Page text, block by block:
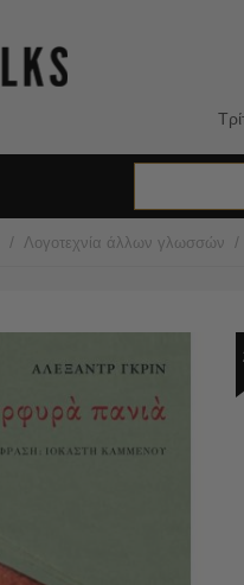
/ Λογοτεχνία άλλων γλωσσών /